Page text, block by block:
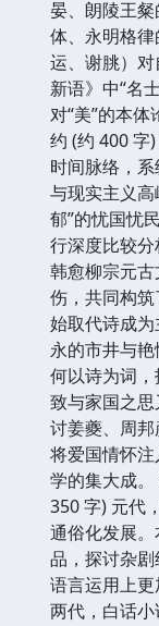
晏、朗陵王粲
体、永明格
运、谢朓）
新语》中“名
对“美”的本
约 (约 400 字
时间脉络，
与现实主义高
郁”的忧国忧
行深度比较分
韩愈柳宗元
伤，共同构
始取代诗成
永的市井与
何以诗为词
致与家国之
讨姜夔、周
将爱国情怀
学的集大成
350 字) 元代
通俗化发展
品，探讨杂
语言运用上
两代，白话